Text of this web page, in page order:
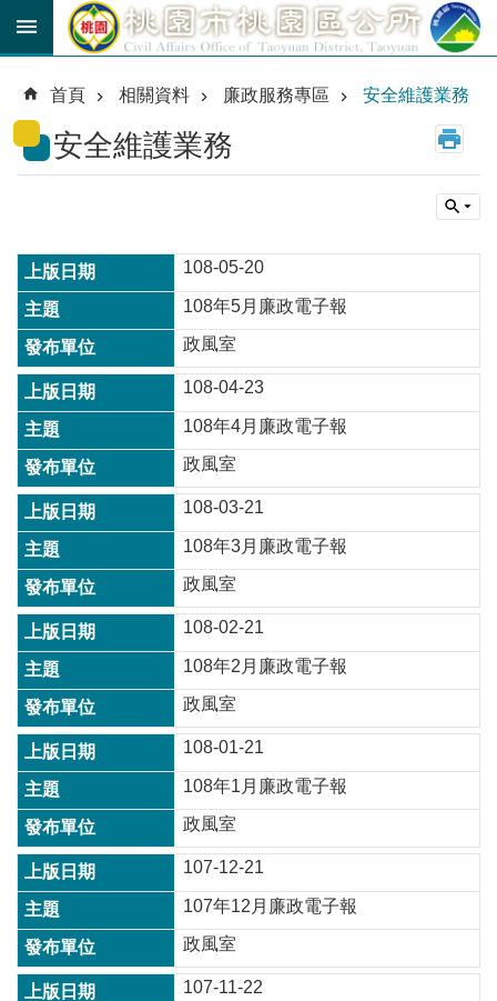
跳到主要內容區塊
育
貼
公
市
民
卡
進
階
搜
尋
本
區
介
紹
訊
息
公
告
生
活
便
民
資
訊
機
關
通
首頁 相關資料 廉政服務專區 安全維護業務
安全維護業務
108-05-20
108年5月廉政電子報
政風室
108-04-23
108年4月廉政電子報
政風室
108-03-21
108年3月廉政電子報
政風室
108-02-21
108年2月廉政電子報
政風室
108-01-21
108年1月廉政電子報
政風室
107-12-21
107年12月廉政電子報
政風室
107-11-22